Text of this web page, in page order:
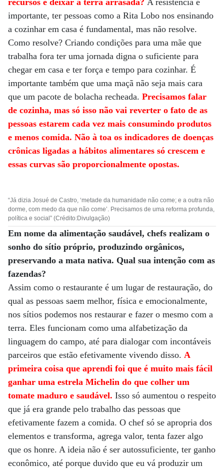
recursos e deixar a terra arrasada? A resistência é
importante, ter pessoas como a Rita Lobo nos ensinando
a cozinhar em casa é fundamental, mas não resolve.
Como resolve? Criando condições para uma mãe que
trabalha fora ter uma jornada digna o suficiente para
chegar em casa e ter força e tempo para cozinhar. É
importante também que uma maçã não seja mais cara
que um pacote de bolacha recheada. Precisamos falar
de cozinha, mas só isso não vai reverter o fato de as
pessoas estarem cada vez mais consumindo produtos
e menos comida. Não à toa os indicadores de doenças
crônicas ligadas a hábitos alimentares só crescem e
essas curvas são proporcionalmente opostas.
“Já dizia Josué de Castro, ‘metade da humanidade não come; e a outra não
dorme, com medo da que não come’. Precisamos de uma reforma profunda,
política e social” (Crédito:Divulgação)
Em nome da alimentação saudável, chefs realizam o
sonho do sítio próprio, produzindo orgânicos,
preservando a mata nativa. Qual sua intenção com as
fazendas?
Assim como o restaurante é um lugar de restauração, do
qual as pessoas saem melhor, física e emocionalmente,
nos sítios podemos nos restaurar e fazer o mesmo com a
terra. Eles funcionam como uma alfabetização da
linguagem do campo, até para dialogar com incontáveis
parceiros que estão efetivamente vivendo disso. A
primeira coisa que aprendi foi que é muito mais fácil
ganhar uma estrela Michelin do que colher um
tomate maduro e saudável. Isso só aumentou o respeito
que já era grande pelo trabalho das pessoas que
efetivamente fazem a comida. O chef só se apropria dos
elementos e transforma, agrega valor, tenta fazer algo
que os honre. A ideia não é ser autossuficiente, ter ganho
econômico, até porque duvido que eu vá produzir um